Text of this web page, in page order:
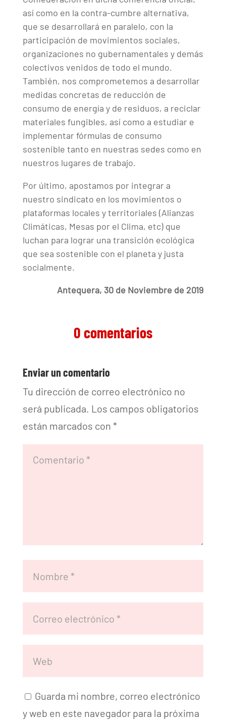
así como en la contra-cumbre alternativa,
que se desarrollará en paralelo, con la
participación de movimientos sociales,
organizaciones no gubernamentales y demás
colectivos venidos de todo el mundo.
También, nos comprometemos a desarrollar
medidas concretas de reducción de
consumo de energía y de residuos, a reciclar
materiales fungibles, así como a estudiar e
implementar fórmulas de consumo
sostenible tanto en nuestras sedes como en
nuestros lugares de trabajo.
Por último, apostamos por integrar a
nuestro sindicato en los movimientos o
plataformas locales y territoriales (Alianzas
Climáticas, Mesas por el Clima, etc) que
luchan para lograr una transición ecológica
que sea sostenible con el planeta y justa
socialmente.
Antequera, 30 de Noviembre de 2019
0 comentarios
Enviar un comentario
Tu dirección de correo electrónico no
será publicada. Los campos obligatorios
están marcados con *
Guarda mi nombre, correo electrónico
y web en este navegador para la próxima